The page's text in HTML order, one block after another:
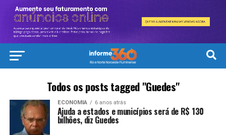
Todos os posts tagged "Guedes"
ECONOMIA 6 anos atrás
Ajuda a estados e municípios será de R$ 130
bilhões, diz Guedes